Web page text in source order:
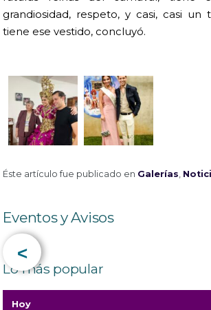
grandiosidad, respeto, y casi, casi un
tiene ese vestido, concluyó.
Éste artículo fue publicado en Galerías,
Eventos y Avisos
<
Lo más popular
Hoy